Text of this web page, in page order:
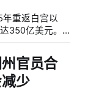
年重返白宫以
350亿美元。
汤米·费舍尔是
官员合
少